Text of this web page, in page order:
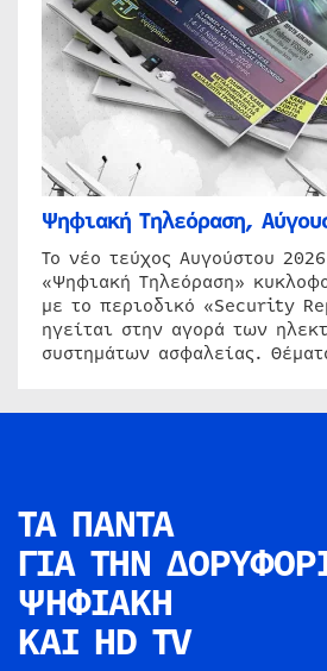
Ψηφιακή Τηλεόραση,
Το νέο τεύχος Αυγούστου
«Ψηφιακή Τηλεόραση»
με το περιοδικό «Security
ηγείται στην αγορά των
συστημάτων ασφαλείας.
ΤΑ ΠΑΝΤΑ
ΓΙΑ ΤΗΝ
ΨΗΦΙΑΚΗ
ΚΑΙ HD TV